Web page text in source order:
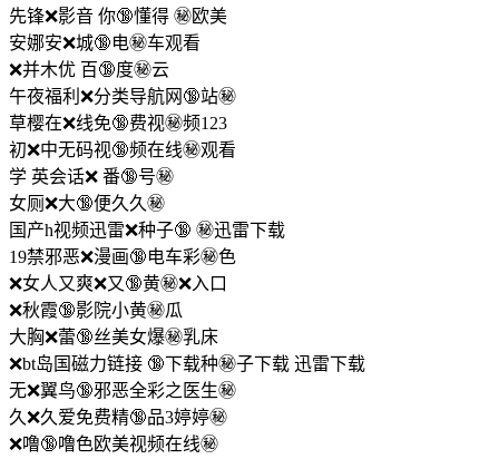
先锋❌影音 你🔞懂得 ㊙️欧美
安娜安❌城🔞电㊙️车观看
❌并木优 百🔞度㊙️云
午夜福利❌分类导航网🔞站㊙️
草樱在❌线免🔞费视㊙️频123
初❌中无码视🔞频在线㊙️观看
学 英会话❌ 番🔞号㊙️
女厕❌大🔞便久久㊙️
国产h视频迅雷❌种子🔞 ㊙️迅雷下载
19禁邪恶❌漫画🔞电车彩㊙️色
❌女人又爽❌又🔞黄㊙️❌入口
❌秋霞🔞影院小黄㊙️瓜
大胸❌蕾🔞丝美女爆㊙️乳床
❌bt岛国磁力链接 🔞下载种㊙️子下载 迅雷下载
无❌翼鸟🔞邪恶全彩之医生㊙️
久❌久爱免费精🔞品3婷婷㊙️
❌噜🔞噜色欧美视频在线㊙️